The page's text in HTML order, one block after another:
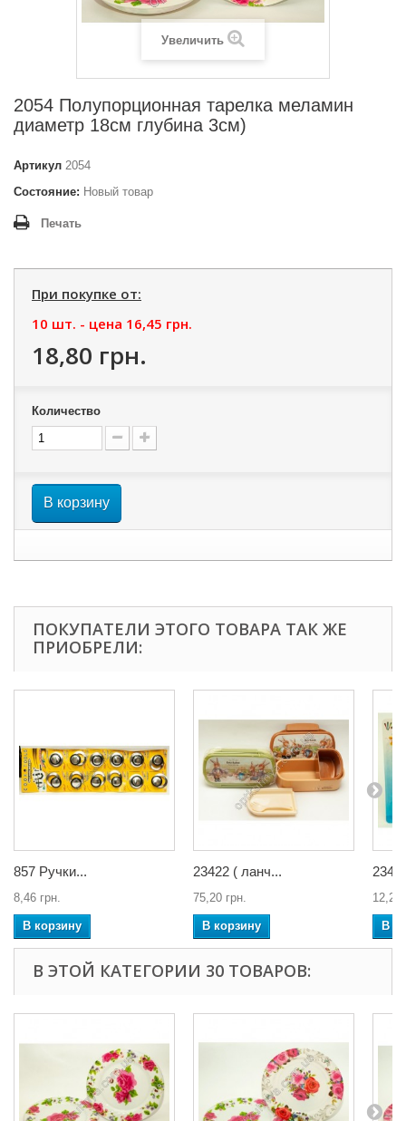
Увеличить
2054 Полупорционная тарелка меламин
диаметр 18см глубина 3см)
Артикул 2054
Состояние: Новый товар
Печать
При покупке от:
10 шт. - цена 16,45 грн.
18,80 грн.
Количество
В корзину
ПОКУПАТЕЛИ ЭТОГО ТОВАРА ТАК ЖЕ
ПРИОБРЕЛИ:
857 Ручки...
8,46 грн.
В корзину
23422 ( ланч...
75,20 грн.
В корзину
2340
12,22
В
В ЭТОЙ КАТЕГОРИИ 30 ТОВАРОВ: